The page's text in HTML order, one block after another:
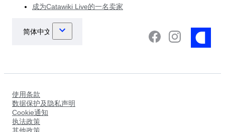
成为Catawiki Live的一名卖家
使用条款
数据保护及隐私声明
Cookie通知
执法政策